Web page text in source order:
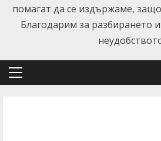
помагат да се издържаме,
Благодарим за разбирането
Primary